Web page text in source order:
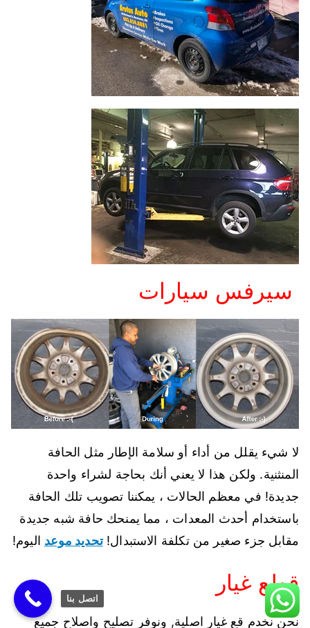
سيرفس سيارات
لا شيء يقلل من أداء أو سلامة الإطار مثل الحافة
المنثنية. ولكن هذا لا يعني أنك بحاجة لشراء واحدة
جديدة! في معظم الحالات ، يمكننا تصويب تلك الحافة
باستخدام أحدث المعدات ، مما يمنحك حافة شبه جديدة
مقابل جزء صغير من تكلفة الاستبدال!تحديد موعد اليوم!
قطع غيار
نحن نخدم قع غيار اصلية, ونوفر تصليح واصلاح جميع
اتصل بنا